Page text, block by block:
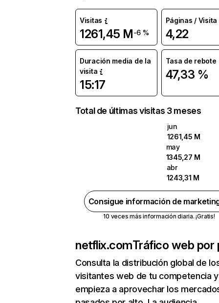
Visitas
1261,45 M-6 %
Páginas / Visita
4,22
Duración media de la
visita
15:17
Tasa de rebote
47,33 %
Total de últimas visitas 3 meses
jun
1261,45 M
may
1345,27 M
abr
1243,31 M
Consigue información de
10 veces más información diaria. ¡Gratis!
netflix.comTráfico web por
Consulta la distribución global de
visitantes web de tu competencia y
empieza a aprovechar los